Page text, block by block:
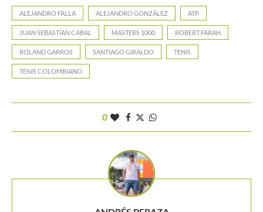
ALEJANDRO FALLA ALEJANDRO GONZÁLEZ ATP
JUAN SEBASTÍAN CABAL MASTERS 1000 ROBERT FARAH
ROLAND GARROS SANTIAGO GIRALDO TENIS
TENIS COLOMBIANO
0